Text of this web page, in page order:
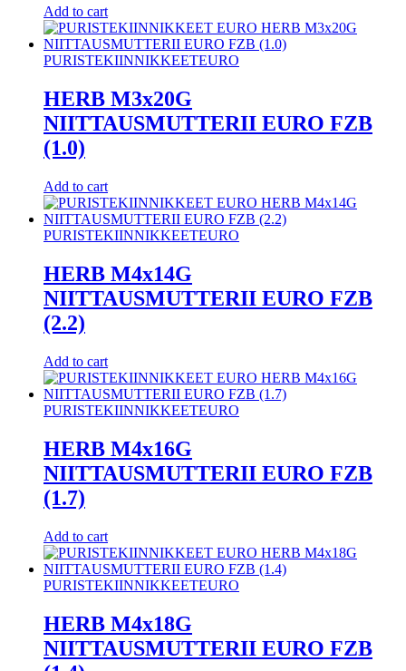
Add to cart
PURISTEKIINNIKKEETEURO
HERB M3x20G
NIITTAUSMUTTERII EURO FZB
(1.0)
Add to cart
PURISTEKIINNIKKEETEURO
HERB M4x14G
NIITTAUSMUTTERII EURO FZB
(2.2)
Add to cart
PURISTEKIINNIKKEETEURO
HERB M4x16G
NIITTAUSMUTTERII EURO FZB
(1.7)
Add to cart
PURISTEKIINNIKKEETEURO
HERB M4x18G
NIITTAUSMUTTERII EURO FZB